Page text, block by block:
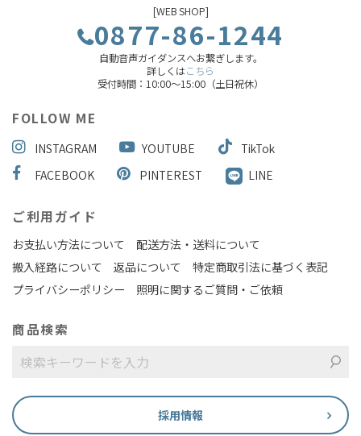
[WEB SHOP]
0877-86-1244
自動音声ガイダンスへお繋ぎします。
詳しくはこちら
受付時間：10:00～15:00（土日祝休）
FOLLOW ME
INSTAGRAM YOUTUBE
TikTok
FACEBOOK
PINTEREST LINE
ご利用ガイド
お支払い方法について
配送方法・送料について
搬入経路について
返品について
特定商取引法に基づく表記
プライバシーポリシー
照明に関するご質問・ご依頼
商品検索
採用情報